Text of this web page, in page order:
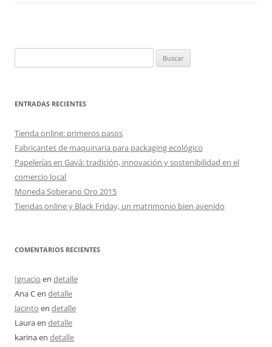
ENTRADAS RECIENTES
Tienda online: primeros pasos
Fabricantes de maquinaria para packaging ecológico
Papelerías en Gavà: tradición, innovación y sostenibilidad en el
comercio local
Moneda Soberano Oro 2015
Tiendas online y Black Friday, un matrimonio bien avenido
COMENTARIOS RECIENTES
Ignacio en detalle
Ana Cen detalle
Jacinto en detalle
Lauraen detalle
karinaen detalle